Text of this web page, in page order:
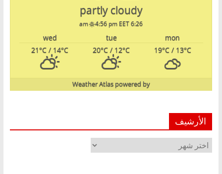
partly cloudy
6:26 am
4:56 pm EET
mon
tue
wed
19°C/ 13°C
20°C / 12°C
21°C / 14°C
powered by
Weather Atlas
الأرشيف
الأرشيف